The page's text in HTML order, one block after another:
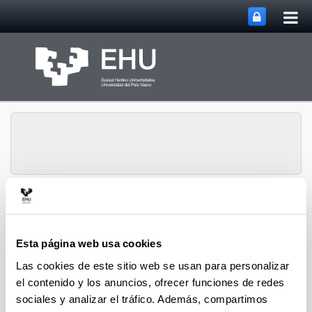
Esta página web usa cookies
Las cookies de este sitio web se usan para personalizar
el contenido y los anuncios, ofrecer funciones de redes
sociales y analizar el tráfico. Además, compartimos
Departamento de
Investigación
El Departamento de Ingeniería Mecánica desarrolla sus